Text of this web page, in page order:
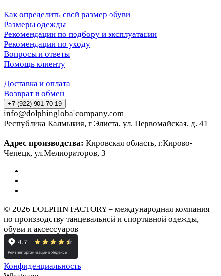
Как определить свой размер обуви
Размеры одежды
Рекомендации по подбору и эксплуатации
Рекомендации по уходу
Вопросы и ответы
Помощь клиенту
Доставка и оплата
Возврат и обмен
+7 (922) 901-70-19
info@dolphinglobalcompany.com
Республика Калмыкия, г Элиста, ул. Первомайская, д. 41
Адрес производства: Кировская область, г.Кирово-
Чепецк, ул.Мелиораторов, 3
© 2026 DOLPHIN FACTORY – международная компания
по производству танцевальной и спортивной одежды,
обуви и аксессуаров
Конфиденциальность